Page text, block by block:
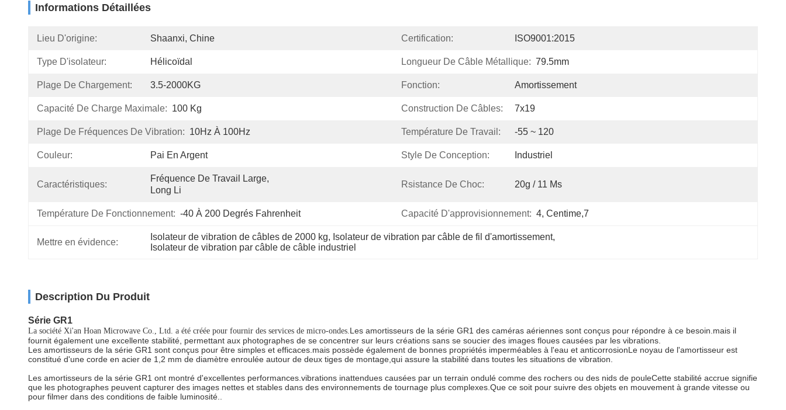
Informations Détaillées
Lieu D'origine: Shaanxi, Chine Certification: ISO9001:2015
Type D'isolateur: Hélicoïdal Longueur De Câble Métallique: 79.5mm
Plage De Chargement: 3.5-2000KG Fonction: Amortissement
Capacité De Charge Maximale: 100 Kg Construction De Câbles: 7x19
Plage De Fréquences De Vibration: 10Hz À 100Hz Température De Travail: -55 ~ 120
Couleur: Pai En Argent Style De Conception: Industriel
Caractéristiques:
Fréquence De Travail Large,
Long Li
Rsistance De Choc: 20g / 11 Ms
Température De Fonctionnement: -40 À 200 Degrés Fahrenheit Capacité D'approvisionnement: 4, Centime,7
Mettre en évidence:
Isolateur de vibration de câbles de 2000 kg, Isolateur de vibration par câble de fil d'amortissement,
Isolateur de vibration par câble de câble industriel
Description Du Produit
Série GR1
La société Xi'an Hoan Microwave Co., Ltd. a été créée pour fournir des services de micro-ondes.Les amortisseurs de la série GR1 des caméras aériennes sont conçus pour répondre à ce besoin.mais il
fournit également une excellente stabilité, permettant aux photographes de se concentrer sur leurs créations sans se soucier des images floues causées par les vibrations.
Les amortisseurs de la série GR1 sont conçus pour être simples et efficaces.mais possède également de bonnes propriétés imperméables à l'eau et anticorrosionLe noyau de l'amortisseur est
constitué d'une corde en acier de 1,2 mm de diamètre enroulée autour de deux tiges de montage,qui assure la stabilité dans toutes les situations de vibration.
Les amortisseurs de la série GR1 ont montré d'excellentes performances.vibrations inattendues causées par un terrain ondulé comme des rochers ou des nids de pouleCette stabilité accrue signifie
que les photographes peuvent capturer des images nettes et stables dans des environnements de tournage plus complexes.Que ce soit pour suivre des objets en mouvement à grande vitesse ou
pour filmer dans des conditions de faible luminosité..